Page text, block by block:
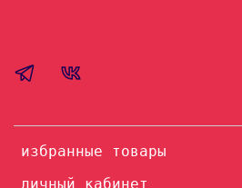
избранные товары
личный кабинет